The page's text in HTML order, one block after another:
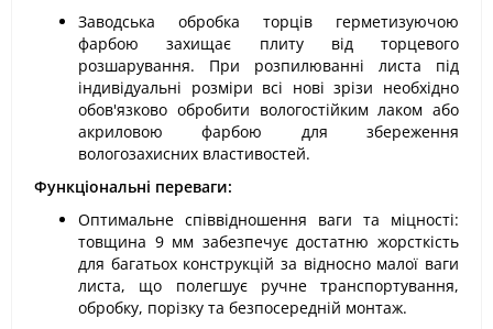
Заводська обробка торців герметизуючою
фарбою захищає плиту від торцевого
розшарування. При розпилюванні листа під
індивідуальні розміри всі нові зрізи необхідно
обов'язково обробити вологостійким лаком або
акриловою фарбою для збереження
вологозахисних властивостей.
Функціональні переваги:
Оптимальне співвідношення ваги та міцності:
товщина 9 мм забезпечує достатню жорсткість
для багатьох конструкцій за відносно малої ваги
листа, що полегшує ручне транспортування,
обробку, порізку та безпосередній монтаж.